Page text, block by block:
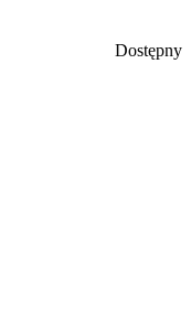
Dostępny